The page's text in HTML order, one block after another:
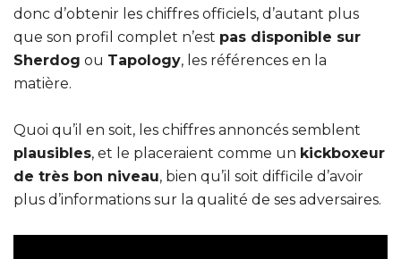
donc d’obtenir les chiffres officiels, d’autant plus
que son profil complet n’est pas disponible sur
Sherdog ou Tapology, les références en la
matière.
Quoi qu’il en soit, les chiffres annoncés semblent
plausibles, et le placeraient comme un kickboxeur
de très bon niveau, bien qu’il soit difficile d’avoir
plus d’informations sur la qualité de ses adversaires.